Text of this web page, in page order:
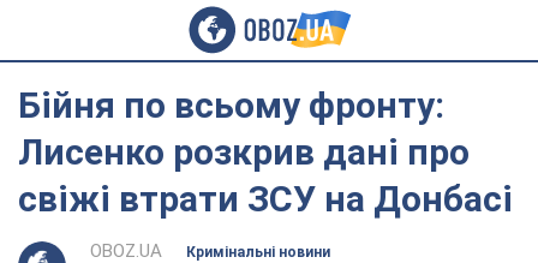
Бійня по всьому фронту:
Лисенко розкрив дані про
свіжі втрати ЗСУ на Донбасі
OBOZ.UA
Кримінальні новини